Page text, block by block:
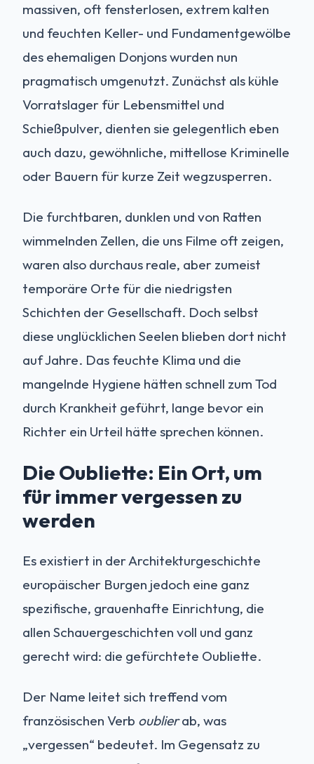
massiven, oft fensterlosen, extrem kalten
und feuchten Keller- und Fundamentgewölbe
des ehemaligen Donjons wurden nun
pragmatisch umgenutzt. Zunächst als kühle
Vorratslager für Lebensmittel und
Schießpulver, dienten sie gelegentlich eben
auch dazu, gewöhnliche, mittellose Kriminelle
oder Bauern für kurze Zeit wegzusperren.
Die furchtbaren, dunklen und von Ratten
wimmelnden Zellen, die uns Filme oft zeigen,
waren also durchaus reale, aber zumeist
temporäre Orte für die niedrigsten
Schichten der Gesellschaft. Doch selbst
diese unglücklichen Seelen blieben dort nicht
auf Jahre. Das feuchte Klima und die
mangelnde Hygiene hätten schnell zum Tod
durch Krankheit geführt, lange bevor ein
Richter ein Urteil hätte sprechen können.
Die Oubliette: Ein Ort, um
für immer vergessen zu
werden
Es existiert in der Architekturgeschichte
europäischer Burgen jedoch eine ganz
spezifische, grauenhafte Einrichtung, die
allen Schauergeschichten voll und ganz
gerecht wird: die gefürchtete Oubliette.
Der Name leitet sich treffend vom
französischen Verb oublierab, was
„vergessen“ bedeutet. Im Gegensatz zu